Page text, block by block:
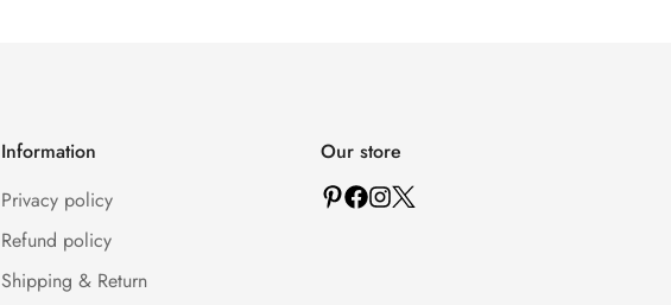
Information
Privacy policy
Refund policy
Shipping & Return
Our store